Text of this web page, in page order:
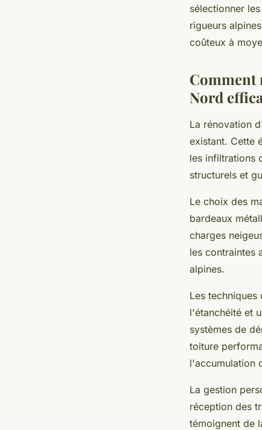
sélectionner
rigueurs
coûteux à
Comment
Nord
La rénovation
existant. Cette
les infiltrations
structurels et
Le choix des
bardeaux
charges
les contraintes
alpines.
Les
l'étanchéité et
systèmes de
toiture
l'accumulation
La gestion
réception des
témoignent de